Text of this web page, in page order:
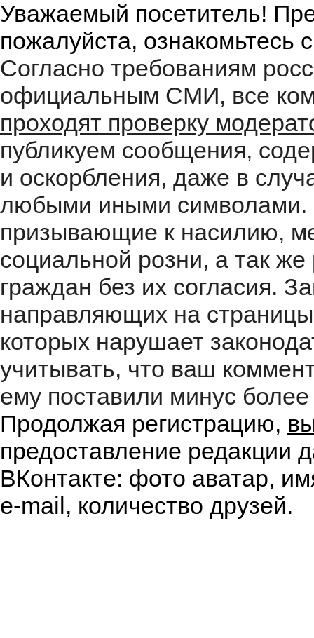
Уважаемый посетитель!
пожалуйста, ознакомьтесь
Согласно требованиям
официальным СМИ, все
проходят проверку
публикуем сообщения,
и оскорбления, даже в
любыми иными символами.
призывающие к насилию,
социальной розни, а так
граждан без их согласия.
направляющих на
которых нарушает
учитывать, что ваш
ему поставили минус
Продолжая регистрацию,
предоставление редакции
ВКонтакте: фото аватар,
e-mail, количество друзей.